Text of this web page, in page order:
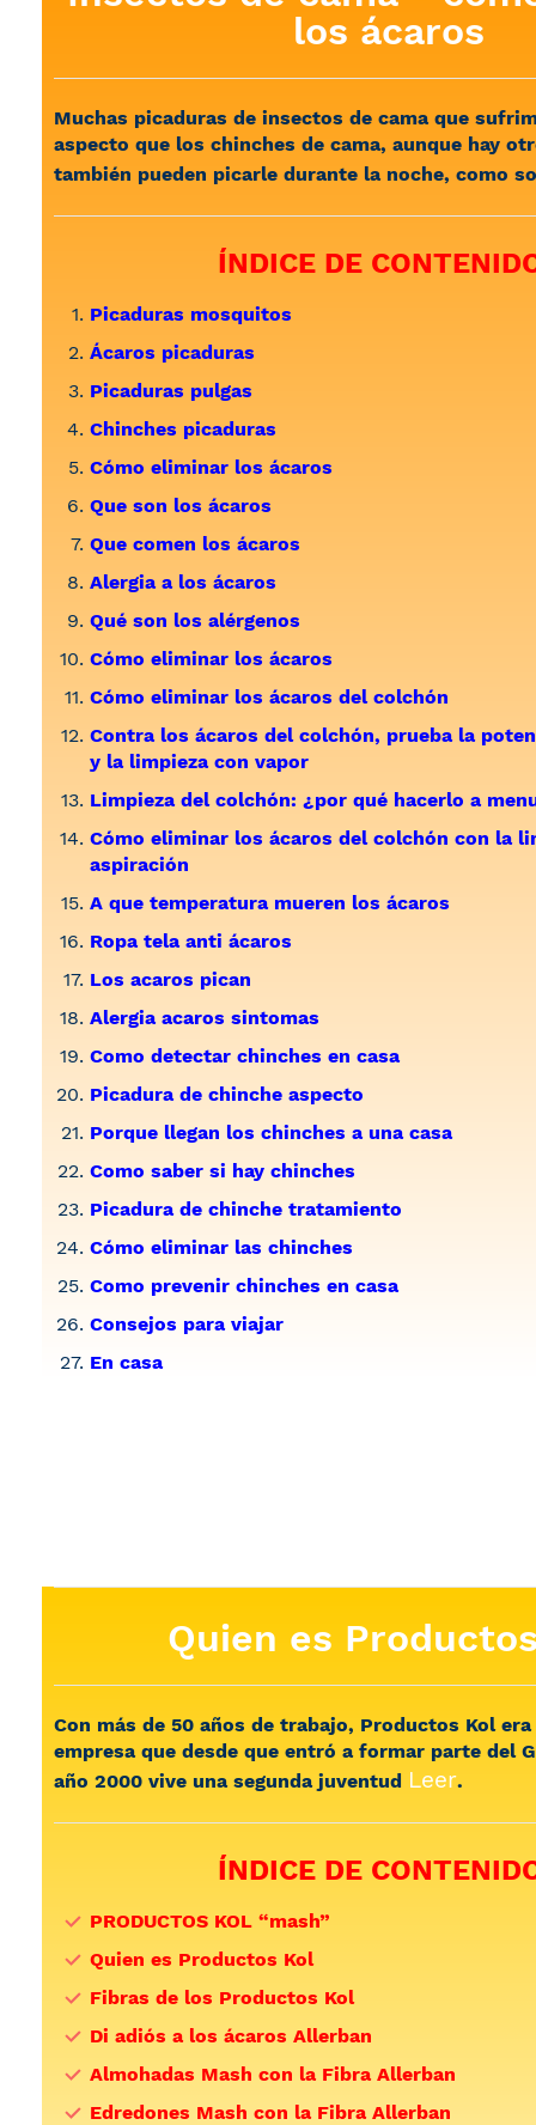
los ácaros
Muchas picaduras de insectos de cama que
aspecto que los chinches de cama, aunque hay
también pueden picarle durante la noche, como
ÍNDICE DE
Picaduras mosquitos
Ácaros picaduras
Picaduras pulgas
Chinches picaduras
Cómo eliminar los ácaros
Que son los ácaros
Que comen los ácaros
Alergia a los ácaros
Qué son los alérgenos
Cómo eliminar los ácaros
Cómo eliminar los ácaros del colchón
Contra los ácaros del colchón, prueba la
y la limpieza con vapor
Limpieza del colchón: ¿por qué hacerlo a
Cómo eliminar los ácaros del colchón con la
aspiración
A que temperatura mueren los ácaros
Ropa tela anti ácaros
Los acaros pican
Alergia acaros sintomas
Como detectar chinches en casa
Picadura de chinche aspecto
Porque llegan los chinches a una casa
Como saber si hay chinches
Picadura de chinche tratamiento
Cómo eliminar las chinches
Como prevenir chinches en casa
Consejos para viajar
En casa
Quien es
Con más de 50 años de trabajo, Productos Kol era
empresa que desde que entró a formar parte del
año 2000 vive una segunda juventud Leer.
ÍNDICE DE
PRODUCTOS KOL “mash”
Quien es Productos Kol
Fibras de los Productos Kol
Di adiós a los ácaros Allerban
Almohadas Mash con la Fibra Allerban
Edredones Mash con la Fibra Allerban